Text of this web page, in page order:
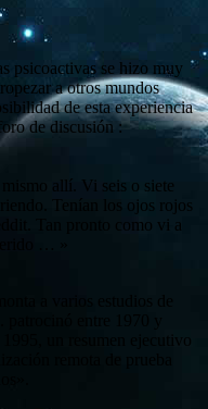
psicoactivas se hizo muy
a otros mundos
de esta experiencia
de discusión :
allí. Vi seis o siete
Tenían los ojos rojos
Tan pronto como vi a
… »
a varios estudios de
entre 1970 y
un resumen ejecutivo
remota de prueba